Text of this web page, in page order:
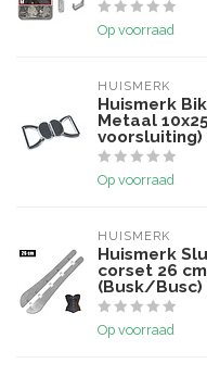
Op voorraad
HUISMERK
Huismerk
Metaal
voorsluiting)
Op voorraad
HUISMERK
Huismerk
corset 26
(Busk/Busc)
Op voorraad